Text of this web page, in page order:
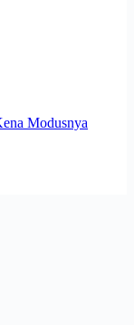
Modusnya